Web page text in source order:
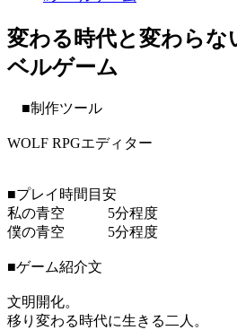
変わる時代と変わらな
ベルゲーム
■制作ツール
WOLF RPGエディター
■プレイ時間目安
私の青空 5分程度
僕の青空 5分程度
■ゲーム紹介文
文明開化。
移り変わる時代に生きる二人。